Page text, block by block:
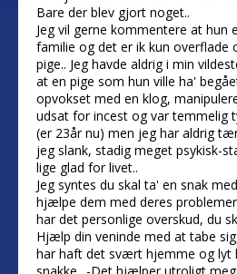
Bare der blev gjort noget..
Jeg vil gerne kommentere at hun
familie og det er ik kun overflade
pige.. Jeg havde aldrig i min
at en pige som hun ville ha'
opvokset med en klog,
udsat for incest og var temmelig
(er 23år nu) men jeg har aldrig
jeg slank, stadig meget psykisk-
lige glad for livet..
Jeg syntes du skal ta' en snak
hjælpe dem med deres
har det personlige overskud, du
Hjælp din veninde med at tabe
har haft det svært hjemme og lyt